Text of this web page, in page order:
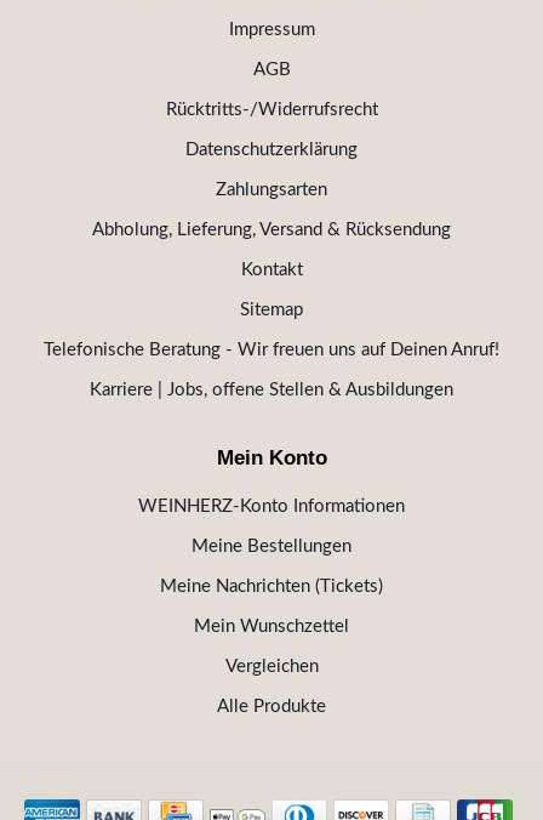
Impressum
AGB
Rücktritts-/Widerrufsrecht
Datenschutzerklärung
Zahlungsarten
Abholung, Lieferung, Versand & Rücksendung
Kontakt
Sitemap
Telefonische Beratung - Wir freuen uns auf Deinen Anruf!
Karriere | Jobs, offene Stellen & Ausbildungen
Mein Konto
WEINHERZ-Konto Informationen
Meine Bestellungen
Meine Nachrichten (Tickets)
Mein Wunschzettel
Vergleichen
Alle Produkte